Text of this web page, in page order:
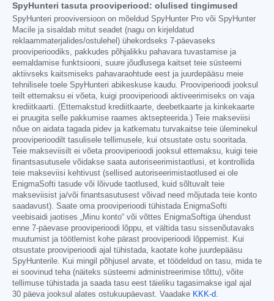
SpyHunteri tasuta prooviperiood: olulised tingimused
SpyHunteri prooviversioon on mõeldud SpyHunter Pro või SpyHunter
Macile ja sisaldab mitut seadet (nagu on kirjeldatud
reklaammaterjalides/ostulehel) ühekordseks 7-päevaseks
prooviperioodiks, pakkudes põhjalikku pahavara tuvastamise ja
eemaldamise funktsiooni, suure jõudlusega kaitset teie süsteemi
aktiivseks kaitsmiseks pahavaraohtude eest ja juurdepääsu meie
tehnilisele toele SpyHunteri abikeskuse kaudu. Prooviperioodi jooksul
teilt ettemaksu ei võeta, kuigi prooviperioodi aktiveerimiseks on vaja
krediitkaarti. (Ettemakstud krediitkaarte, deebetkaarte ja kinkekaarte
ei pruugita selle pakkumise raames aktsepteerida.) Teie makseviisi
nõue on aidata tagada pidev ja katkematu turvakaitse teie üleminekul
prooviperioodilt tasulisele tellimusele, kui otsustate ostu sooritada.
Teie makseviisilt ei võeta prooviperioodi jooksul ettemaksu, kuigi teie
finantsasutusele võidakse saata autoriseerimistaotlusi, et kontrollida
teie makseviisi kehtivust (sellised autoriseerimistaotlused ei ole
EnigmaSofti tasude või lõivude taotlused, kuid sõltuvalt teie
makseviisist ja/või finantsasutusest võivad need mõjutada teie konto
saadavust). Saate oma prooviperioodi tühistada EnigmaSofti
veebisaidi jaotises „Minu konto“ või võttes EnigmaSoftiga ühendust
enne 7-päevase prooviperioodi lõppu, et vältida tasu sissenõutavaks
muutumist ja töötlemist kohe pärast prooviperioodi lõppemist. Kui
otsustate prooviperioodi ajal tühistada, kaotate kohe juurdepääsu
SpyHunterile. Kui mingil põhjusel arvate, et töödeldud on tasu, mida te
ei soovinud teha (näiteks süsteemi administreerimise tõttu), võite
tellimuse tühistada ja saada tasu eest täieliku tagasimakse igal ajal
30 päeva jooksul alates ostukuupäevast. Vaadake KKK-d.